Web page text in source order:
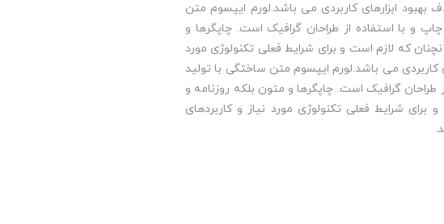
بهبود ابزارهای کاربردی می باشد.لورم ایپسوم متن
و با استفاده از طراحان گرافیک است. چاپگرها و
که لازم است و برای شرایط فعلی تکنولوژی مورد
کاربردی می باشد.لورم ایپسوم متن ساختگی با تولید
گرافیک است. چاپگرها و متون بلکه روزنامه و
شرایط فعلی تکنولوژی مورد نیاز و کاربردهای